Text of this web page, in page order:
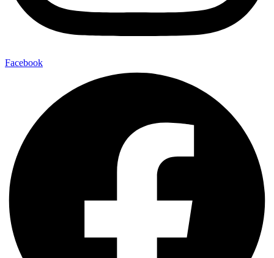
Facebook